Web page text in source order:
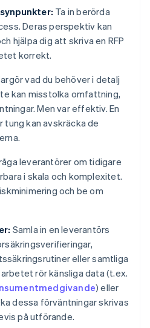
Ta in berörda
Deras perspektiv kan
hjälpa dig att skriva en RFP
korrekt.
vad du behöver i detalj
kan misstolka omfattning,
Men var effektiv. En
tung kan avskräcka de
leverantörer om tidigare
i skala och komplexitet.
och be om
Samla in en leverantörs
eller samtliga
rör känsliga data (t.ex.
) eller
dessa förväntningar skrivas
på utförande.